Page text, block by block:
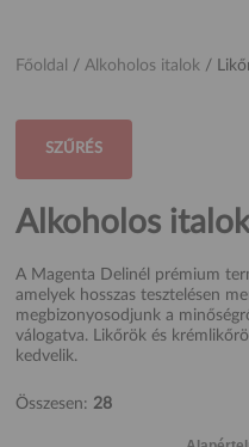
Főoldal /Alkoholos italok /
SZŰRÉS
Alkoholos
A Magenta Delinél prémium
amelyek hosszas tesztelésen
megbizonyosodjunk a
válogatva. Likőrök és
kedvelik.
Összesen: 28